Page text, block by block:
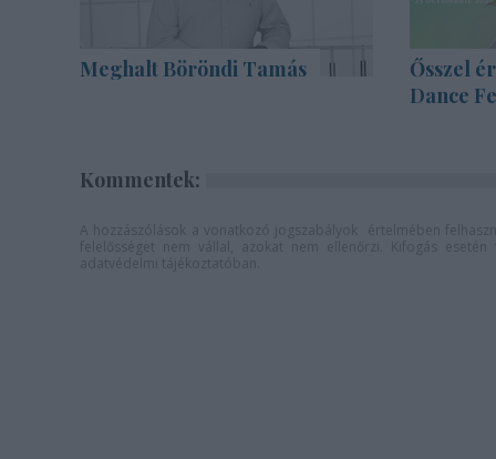
Meghalt Böröndi Tamás
Ősszel
Dance
Kommentek: